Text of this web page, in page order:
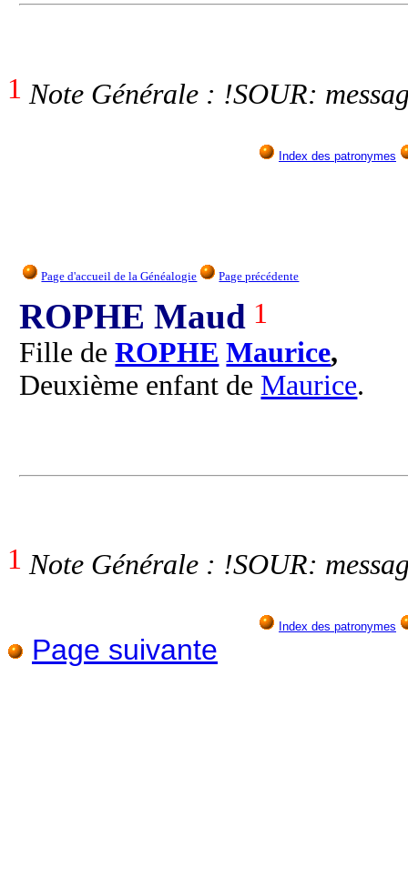
1 Note Générale : !SOUR:
Index des patronymes
Page d'accueil de la Généalogie Page précédente
ROPHE Maud 1
Fille deROPHE Maurice,
Deuxième enfant de Maurice.
1 Note Générale : !SOUR:
Index des patronymes
Page suivante